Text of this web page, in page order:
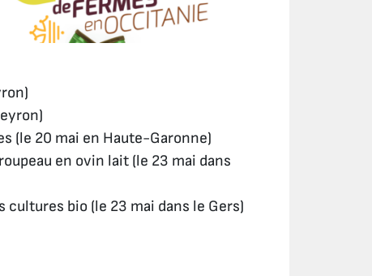
(le 20 mai en Haute-Garonne)
en ovin lait (le 23 mai dans
bio (le 23 mai dans le Gers)